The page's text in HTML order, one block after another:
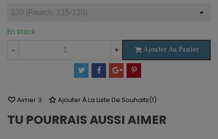
En stock
- + Ajouter Au Panier
Aimer 3 Ajouter À La Liste De Souhaits(1)
TU POURRAIS AUSSI AIMER